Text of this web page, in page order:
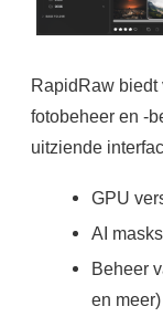
RapidRaw biedt
fotobeheer en -
uitziende
GPU
AI
Beheer
en meer)